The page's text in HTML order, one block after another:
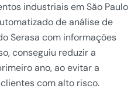
industriais em São Paulo
de análise de
Serasa com informações
conseguiu reduzir a
ano, ao evitar a
com alto risco.